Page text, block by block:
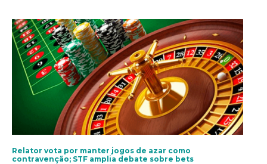
Relator vota por manter jogos de azar como
contravenção; STF amplia debate sobre bets